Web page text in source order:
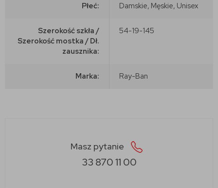
Płeć: Damskie, Męskie, Unisex
Szerokość szkła /
Szerokość mostka / Dł.
zausznika:
54-19-145
Marka: Ray-Ban
Masz pytanie
33 870 11 00